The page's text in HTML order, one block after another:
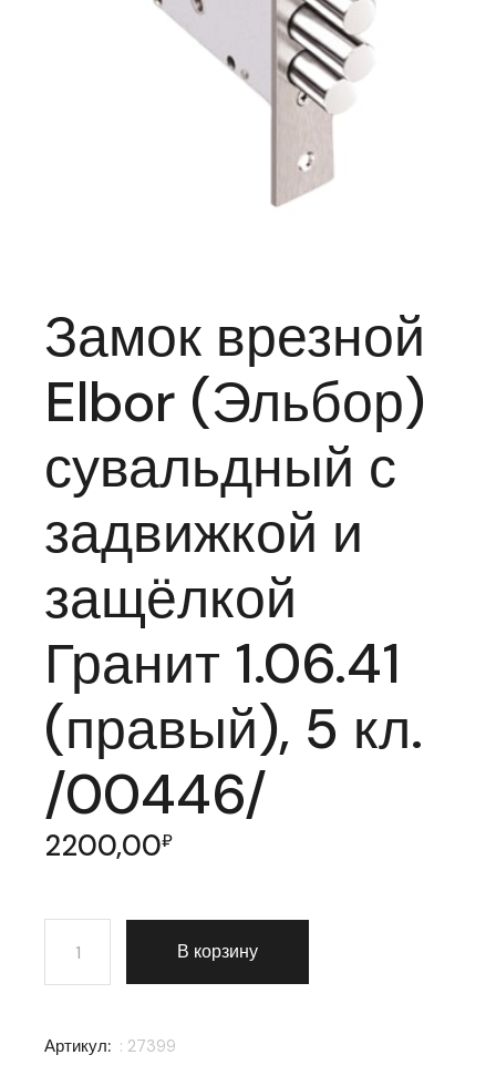
Замок врезной
Elbor (Эльбор)
сувальдный с
задвижкой и
защёлкой
Гранит 1.06.41
(правый), 5 кл.
/00446/
2200,00₽
Количество товара Замок врезной Elbor (Эльбор)
В корзину
Артикул: : 27399